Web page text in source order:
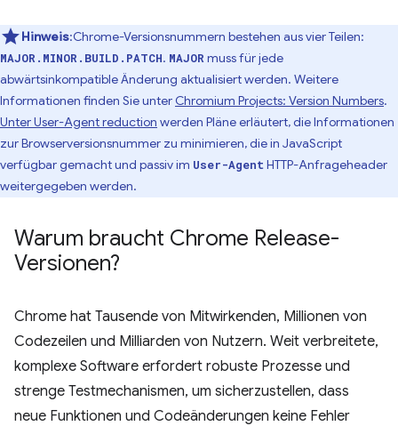
Hinweis:Chrome-Versionsnummern bestehen aus vier Teilen:
MAJOR.MINOR.BUILD.PATCH. MAJOR muss für jede
abwärtsinkompatible Änderung aktualisiert werden. Weitere
Informationen finden Sie unter Chromium Projects: Version Numbers.
Unter User-Agent reduction werden Pläne erläutert, die Informationen
zur Browserversionsnummer zu minimieren, die in JavaScript
verfügbar gemacht und passiv im User-Agent HTTP-Anfrageheader
weitergegeben werden.
Warum braucht Chrome Release-
Versionen?
Chrome hat Tausende von Mitwirkenden, Millionen von
Codezeilen und Milliarden von Nutzern. Weit verbreitete,
komplexe Software erfordert robuste Prozesse und
strenge Testmechanismen, um sicherzustellen, dass
neue Funktionen und Codeänderungen keine Fehler